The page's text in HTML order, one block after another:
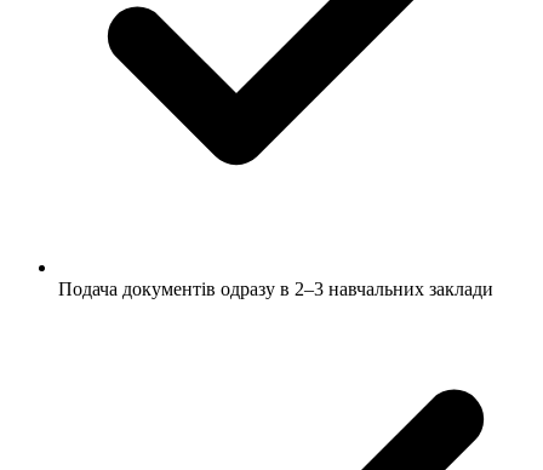
Подача документів одразу в 2–3 навчальних заклади